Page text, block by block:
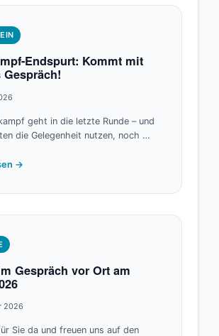
Endspurt: Kommt mit
geht in die letzte Runde – und
die Gelegenheit nutzen, noch …
→
Gespräch vor Ort am
2026
Sie da und freuen uns auf den